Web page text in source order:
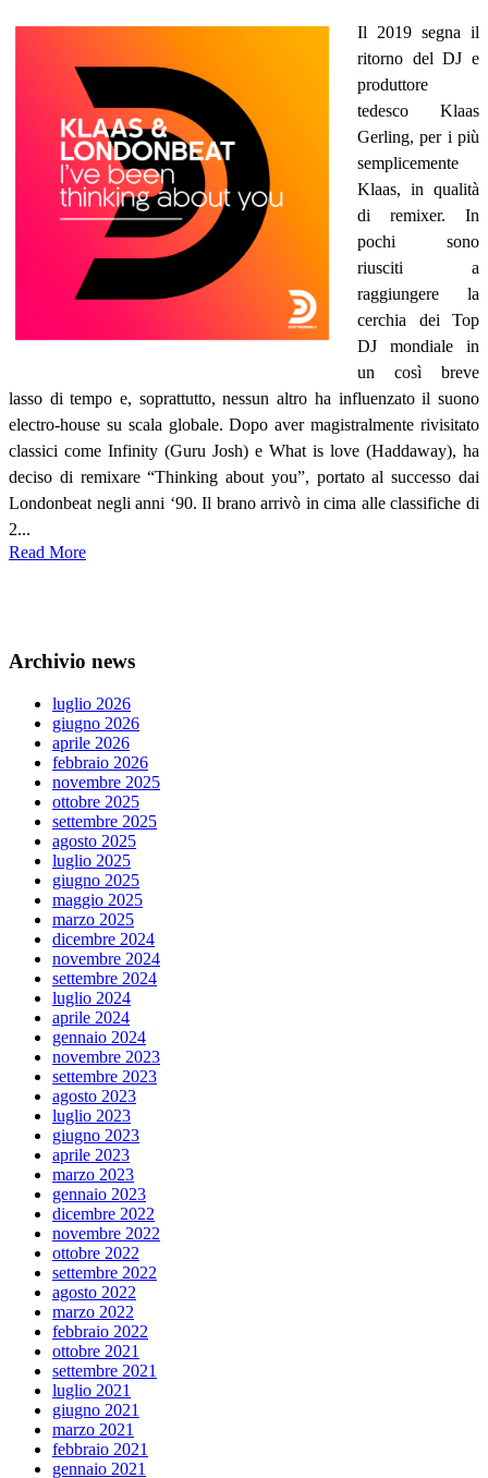
Il 2019 segna il
ritorno del DJ e
produttore
tedesco Klaas
Gerling, per i più
semplicemente
Klaas, in qualità
di remixer. In
pochi sono
riusciti a
raggiungere la
cerchia dei Top
DJ mondiale in
un così breve
lasso di tempo e, soprattutto, nessun altro ha influenzato il suono
electro-house su scala globale. Dopo aver magistralmente rivisitato
classici come Infinity (Guru Josh) e What is love (Haddaway), ha
deciso di remixare “Thinking about you”, portato al successo dai
Londonbeat negli anni ‘90. Il brano arrivò in cima alle classifiche di
2...
Read More
Archivio news
luglio 2026
giugno 2026
aprile 2026
febbraio 2026
novembre 2025
ottobre 2025
settembre 2025
agosto 2025
luglio 2025
giugno 2025
maggio 2025
marzo 2025
dicembre 2024
novembre 2024
settembre 2024
luglio 2024
aprile 2024
gennaio 2024
novembre 2023
settembre 2023
agosto 2023
luglio 2023
giugno 2023
aprile 2023
marzo 2023
gennaio 2023
dicembre 2022
novembre 2022
ottobre 2022
settembre 2022
agosto 2022
marzo 2022
febbraio 2022
ottobre 2021
settembre 2021
luglio 2021
giugno 2021
marzo 2021
febbraio 2021
gennaio 2021